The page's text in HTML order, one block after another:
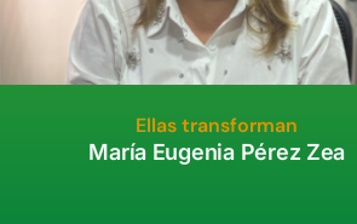
Ellas transforman
María Eugenia Pérez Zea